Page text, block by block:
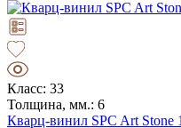
Класс: 33
Толщина, мм.: 6
Кварц-винил SPC Art Stone